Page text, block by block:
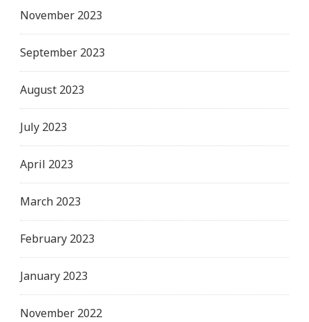
November 2023
September 2023
August 2023
July 2023
April 2023
March 2023
February 2023
January 2023
November 2022